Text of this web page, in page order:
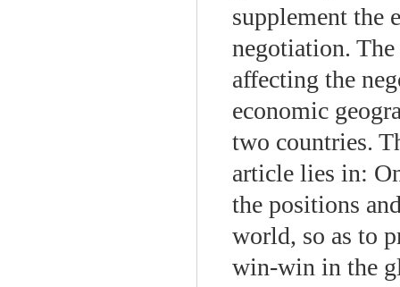
supplement the
negotiation.
affecting the
economic
two countries.
article lies in:
the positions
world, so as to
win-win in the